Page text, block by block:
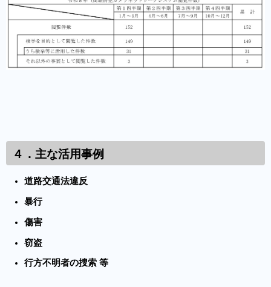
４．主な活用事例
道路交通法違反
暴行
傷害
窃盗
行方不明者の捜索 等